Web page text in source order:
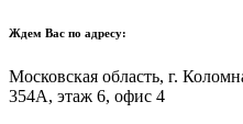
Ждем Вас по адресу:
Московская область, г.
354А, этаж 6, офис 4